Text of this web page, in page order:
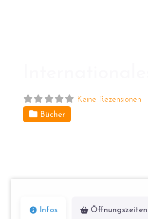
Keine Rezensionen
Bücher
Infos Öffnungszeiten